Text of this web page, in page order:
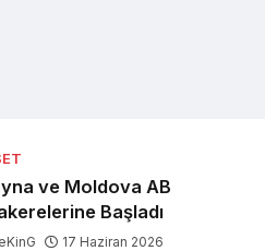
ve Moldova AB
Başladı
17 Haziran 2026